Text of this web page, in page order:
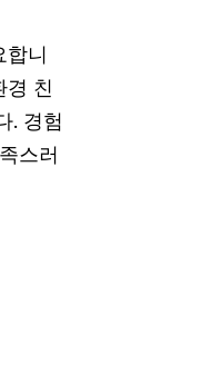
니
경 친
. 경험
스러